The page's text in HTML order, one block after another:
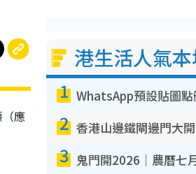
應
港生活人氣
1
2
3